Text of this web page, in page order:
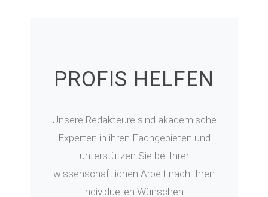
PROFIS HELFEN
Unsere Redakteure sind akademische
Experten in ihren Fachgebieten und
unterstützen Sie bei Ihrer
wissenschaftlichen Arbeit nach Ihren
individuellen Wünschen.